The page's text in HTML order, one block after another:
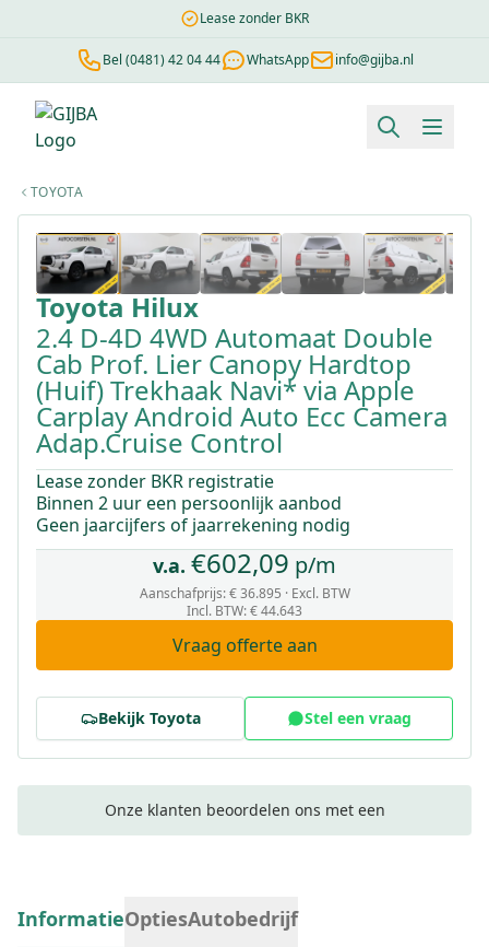
Lease zonder BKR
Bel (0481) 42 04 44 WhatsApp info@gijba.nl
Financial lease berekenen
TOYOTA
ToyotaHilux
2.4 D-4D 4WD Automaat Double
Cab Prof. Lier Canopy Hardtop
(Huif) Trekhaak Navi* via Apple
Carplay Android Auto Ecc Camera
Adap.Cruise Control
Lease zonder BKR registratie
Binnen 2 uur een persoonlijk aanbod
Geen jaarcijfers of jaarrekening nodig
v.a. €602,09 p/m
Aanschafprijs:€ 36.895 · Excl. BTW
Incl. BTW:€ 44.643
Vraag offerte aan
Bekijk Toyota Stel een vraag
Onze klanten beoordelen ons met een
InformatieOptiesAutobedrijf